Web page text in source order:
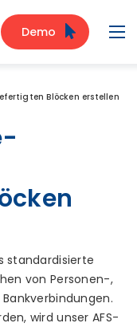
Demo
Blöcken erstellen
standardisierte
von Personen-,
wird unser AFS-